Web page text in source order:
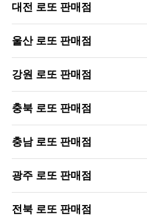
대전 로또 판매점
울산 로또 판매점
강원 로또 판매점
충북 로또 판매점
충남 로또 판매점
광주 로또 판매점
전북 로또 판매점